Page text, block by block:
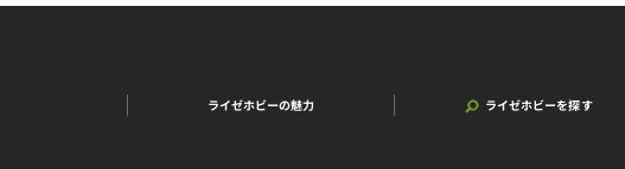
ライゼホビーの魅力 ライゼホビーを探す